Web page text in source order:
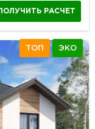
ПОЛУЧИТЬ РАСЧЕТ
ТОП ЭКО